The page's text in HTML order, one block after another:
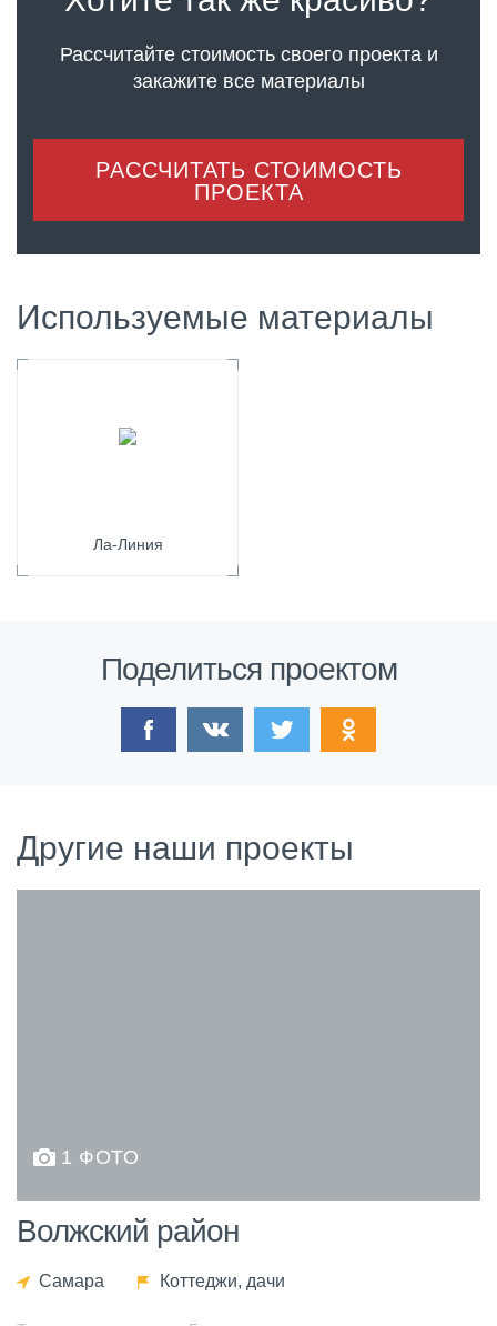
Рассчитайте стоимость своего проектаи
закажите все материалы
РАССЧИТАТЬ СТОИМОСТЬ
ПРОЕКТА
Используемые материалы
Ла-Линия
Поделиться проектом
Другие наши проекты
1 ФОТО
Волжский район
Самара Коттеджи, дачи